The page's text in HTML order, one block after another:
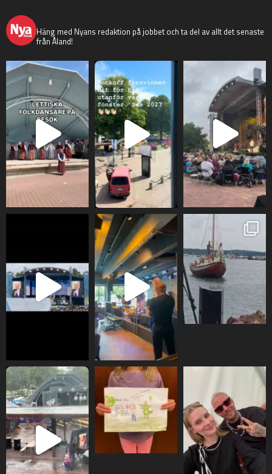
Häng med Nyans redaktion på jobbet och ta del av allt det senaste
från Åland!